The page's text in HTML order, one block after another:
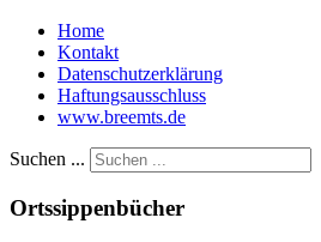
Home
Kontakt
Datenschutzerklärung
Haftungsausschluss
www.breemts.de
Suchen ...
Ortssippenbücher